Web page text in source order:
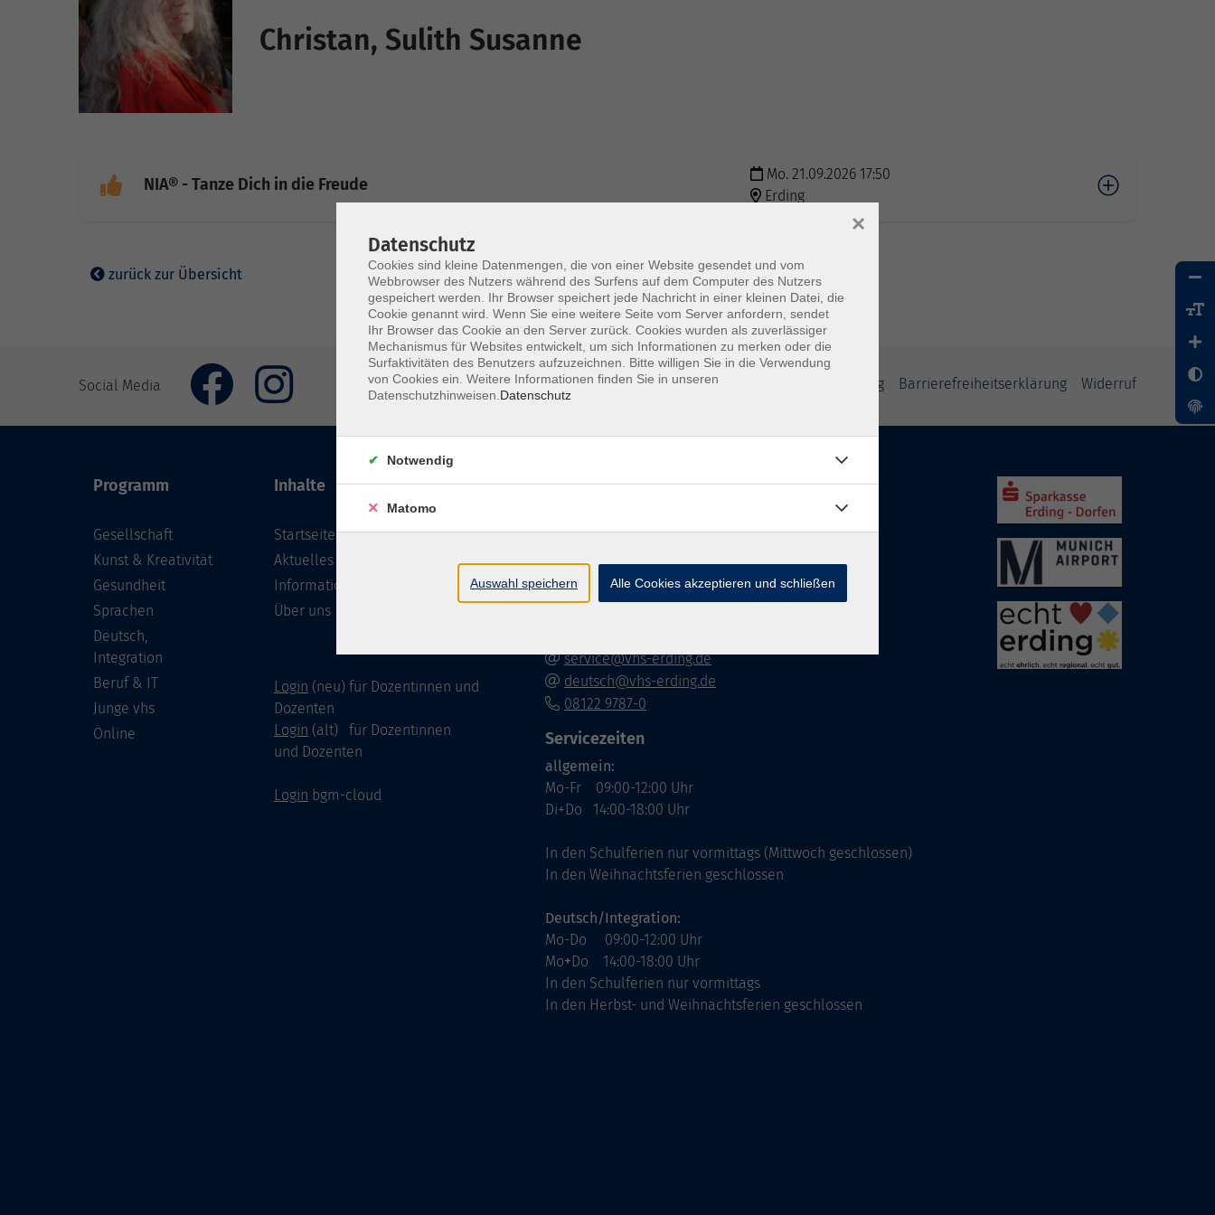
Christan, Sulith Susanne
NIA® - Tanze Dich in die Freude
Mo. 21.09.2026 17:50
Erding
zurück zur Übersicht
Social Media AGB / Widerruf Impressum Datenschutzerklärung Barrierefreiheitserklärung Widerruf
Programm
Gesellschaft
Kunst & Kreativität
Gesundheit
Sprachen
Deutsch,
Integration
Beruf & IT
Junge vhs
Online
Inhalte
Startseite
Aktuelles
Informationen
Über uns
Login (neu) für Dozentinnen und
Dozenten
Login (alt) für Dozentinnen
und Dozenten
Login bgm-cloud
Volkshochschule im Lkr. Erding
Zweckverband Volkshochschule im Lkr. Erding
85435 ErdingGoogleMaps
service@vhs-erding.de
deutsch@vhs-erding.de
08122 9787-0
Servicezeiten
allgemein:
Mo-Fr 09:00-12:00 Uhr
Di+Do 14:00-18:00 Uhr
In den Schulferien nur vormittags (Mittwoch geschlossen)
In den Weihnachtsferien geschlossen
Deutsch/Integration:
Mo-Do 09:00-12:00 Uhr
Mo+Do 14:00-18:00 Uhr
In den Schulferien nur vormittags
In den Herbst- und Weihnachtsferien geschlossen
Datenschutz
Cookies sind kleine Datenmengen, die von einer Website gesendet und vom
Webbrowser des Nutzers während des Surfens auf dem Computer des Nutzers
gespeichert werden. Ihr Browser speichert jede Nachricht in einer kleinen Datei, die
Cookie genannt wird. Wenn Sie eine weitere Seite vom Server anfordern, sendet
Ihr Browser das Cookie an den Server zurück. Cookies wurden als zuverlässiger
Mechanismus für Websites entwickelt, um sich Informationen zu merken oder die
Surfaktivitäten des Benutzers aufzuzeichnen. Bitte willigen Sie in die Verwendung
von Cookies ein. Weitere Informationen finden Sie in unseren
Datenschutzhinweisen. Datenschutz
×
Notwendig
Matomo
Auswahl speichern Alle Cookies akzeptieren und schließen